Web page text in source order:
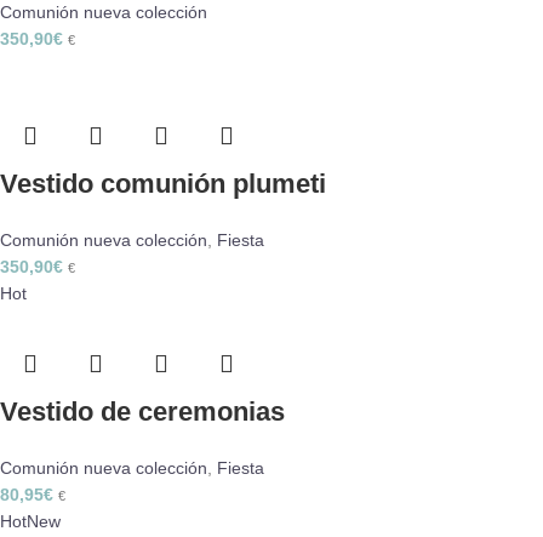
Comunión nueva colección
350,90€ €
Vestido comunión plumeti
Comunión nueva colección
Fiesta
350,90€ €
Hot
Vestido de ceremonias
Comunión nueva colección
Fiesta
80,95€ €
HotNew